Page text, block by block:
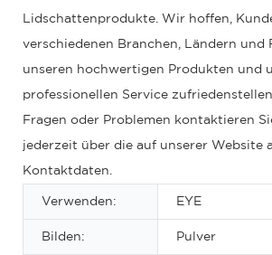
Lidschattenprodukte. Wir hoffen,
verschiedenen Branchen, Ländern und
unseren hochwertigen Produkten und
professionellen Service
Fragen oder Problemen kontaktieren
jederzeit über die auf unserer Website
Kontaktdaten.
Verwenden: EYE
Bilden: Pulver